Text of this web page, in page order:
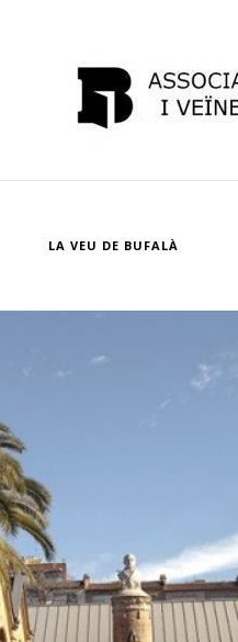
Avv Bufalà
LA VEU DE BUFALÀ